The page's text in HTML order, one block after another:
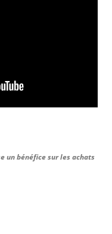
un bénéfice sur les achats